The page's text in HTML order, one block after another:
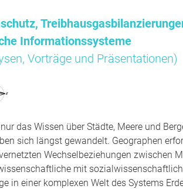
Informationssysteme
Vorträge und Präsentationen)
das Wissen über Städte, Meere und
sich längst gewandelt. Geographen
Wechselbeziehungen zwischen
mit
in einer komplexen Welt des Systems